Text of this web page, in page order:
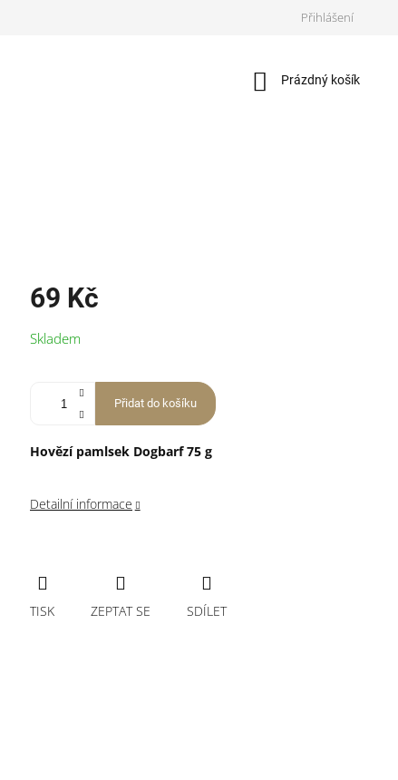
Přihlášení
Nákupní
Prázdný košík
69 Kč
cena:
Skladem
Přidat do košíku
Hovězí pamlsek Dogbarf 75 g
Detailní informace
TISK ZEPTAT SE SDÍLET